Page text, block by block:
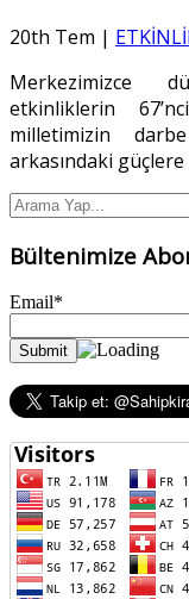
20th Tem |
Merkezimizce
etkinliklerin
milletimizin
arkasındaki
Bültenimize
Email*